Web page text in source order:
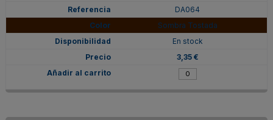
DA064
Sombra Tostada
En stock
3,35 €